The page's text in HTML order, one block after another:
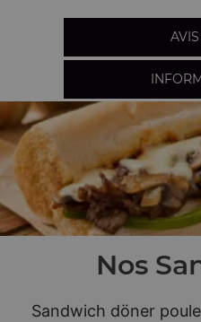
Nos
Sandwich döner